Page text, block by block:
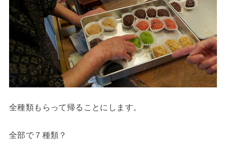
全種類もらって帰ることにします。
全部で７種類？